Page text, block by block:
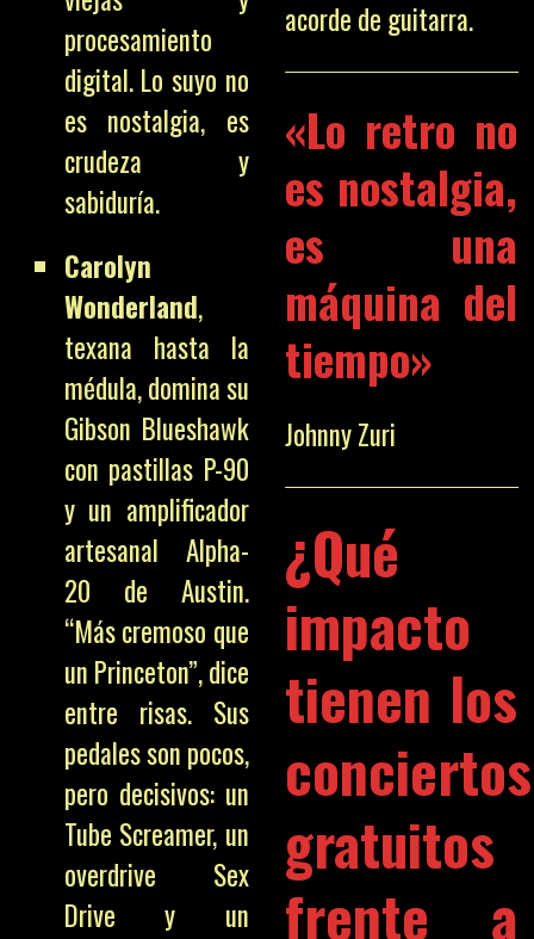
procesamiento
digital. Lo suyo no
es nostalgia, es
crudeza y
sabiduría.
Carolyn
Wonderland,
texana hasta la
médula, domina su
Gibson Blueshawk
con pastillas P-90
y un amplificador
artesanal Alpha-
20 de Austin.
“Más cremoso que
un Princeton”, dice
entre risas. Sus
pedales son pocos,
pero decisivos: un
Tube Screamer, un
overdrive Sex
Drive y un
acorde de guitarra.
«Lo retro no
es nostalgia,
es una
máquina del
tiempo»
Johnny Zuri
¿Qué
impacto
tienen los
conciertos
gratuitos
frente a